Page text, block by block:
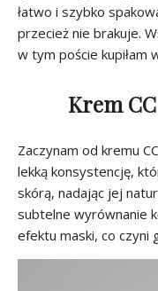
łatwo i szybko
przecież nie brakuje.
w tym poście kupiłam
Krem
Zaczynam od kremu
lekką konsystencję,
skórą, nadając jej
subtelne wyrównanie
efektu maski, co czyni